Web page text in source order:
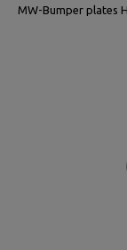
MW-Bumper plates